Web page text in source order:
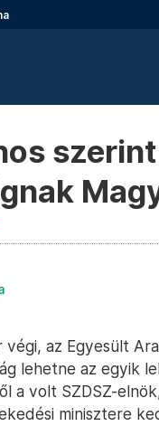
végi, az Egyesült
lehetne az egyik
a volt SZDSZ-
minisztere